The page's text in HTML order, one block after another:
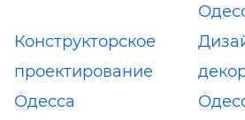
Конструкторское
проектирование
Одесса